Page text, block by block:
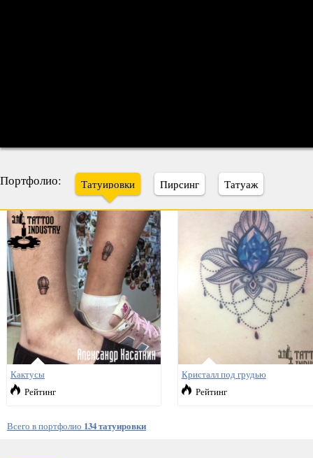
Портфолио: Татуировки Пирсинг Татуаж
Кактусы
Рейтинг
Кристалл под грудью
Рейтинг
Всего в портфолио 134 татуировки